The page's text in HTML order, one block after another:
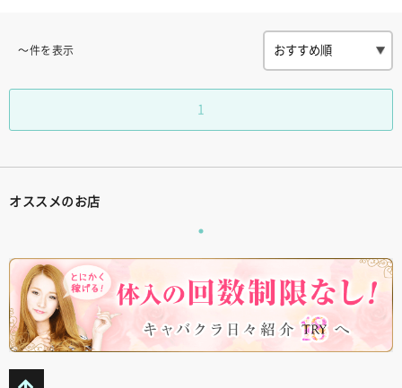
〜件を表示
1
オススメのお店